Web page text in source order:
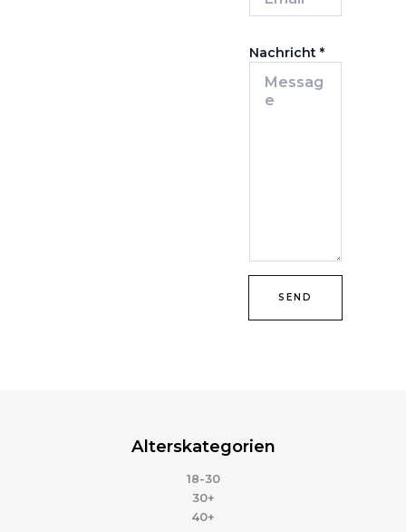
Nachricht *
SEND
Alterskategorien
18-30
30+
40+